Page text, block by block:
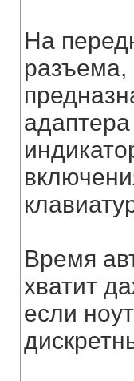
На
разъема,
Время
хватит
если